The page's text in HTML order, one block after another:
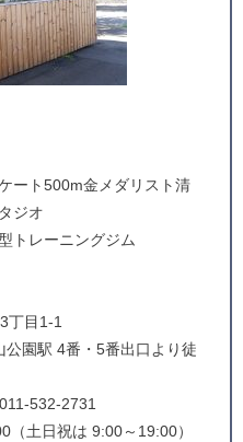
ート500m金メダリスト清
ジオ
トレーニングジム
丁目1-1
園駅 4番・5番出口より徒
532-2731
土日祝は 9:00～19:00）